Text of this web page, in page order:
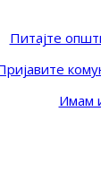
Питајте
Имам